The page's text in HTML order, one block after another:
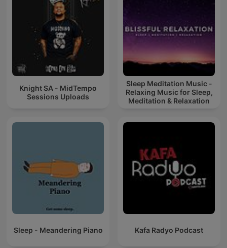
Knight SA - MidTempo
Sessions Uploads
Sleep Meditation Music -
Relaxing Music for Sleep,
Meditation & Relaxation
Sleep - Meandering Piano Kafa Radyo Podcast